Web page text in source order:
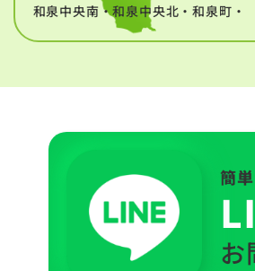
和泉中央南・和泉中央北・和泉町・
簡
お